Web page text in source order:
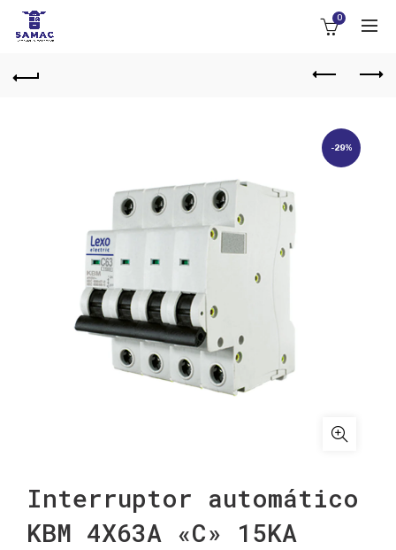
0
-29%
Interruptor automático
KBM 4X63A «C» 15KA